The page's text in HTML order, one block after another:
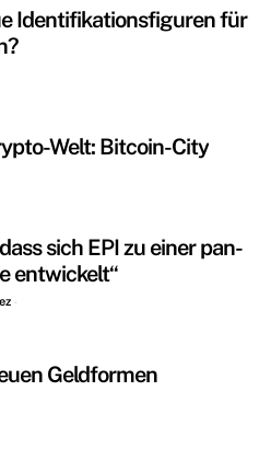
Identifikationsfiguren für
Welt: Bitcoin-City
sich EPI zu einer pan-
entwickelt“
-
Geldformen